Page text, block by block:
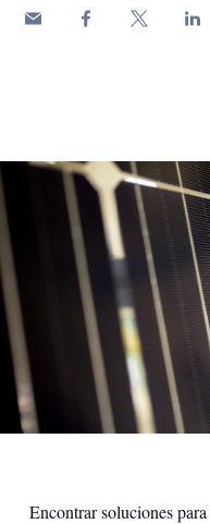
Encontrar soluciones